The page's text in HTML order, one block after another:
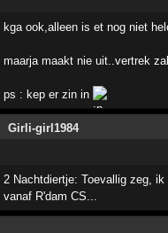
kga ook,alleen is et nog niet
maarja maakt nie uit..vertrek
ps : kep er zin in
Girli-girl1984
2 Nachtdiertje: Toevallig zeg,
vanaf R'dam CS...